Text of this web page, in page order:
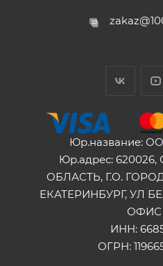
Юр.название:
Юр.адрес:
ОБЛАСТЬ, Г.О.
ЕКАТЕРИНБУРГ, УЛ
ОФИС
ИНН:
ОГРН: